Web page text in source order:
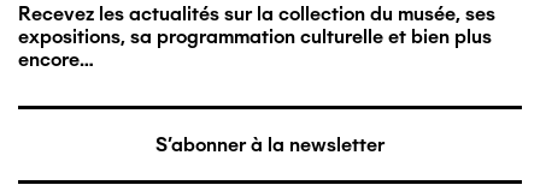
Recevez les actualités sur la collection du musée, ses
expositions, sa programmation culturelle et bien plus
encore…
S'abonner à la newsletter